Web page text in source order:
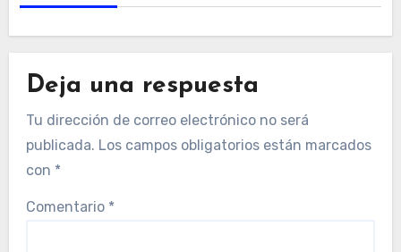
Deja una respuesta
Tu dirección de correo electrónico no será
publicada. Los campos obligatorios están marcados
con *
Comentario *